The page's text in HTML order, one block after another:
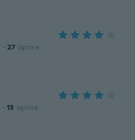
· 27 opinie
· 13 opinie